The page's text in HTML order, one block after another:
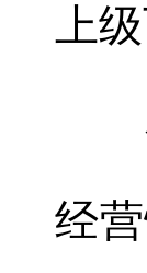
上
分
经